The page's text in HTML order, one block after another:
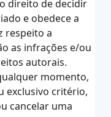
direito de decidir
e obedece a
respeito a
as infrações e/ou
autorais.
momento,
exclusivo critério,
cancelar uma